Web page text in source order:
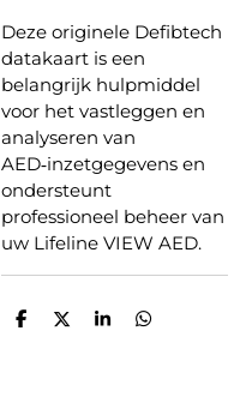
Deze originele Defibtech
datakaart is een
belangrijk hulpmiddel
voor het vastleggen en
analyseren van
AED‑inzetgegevens en
ondersteunt
professioneel beheer van
uw Lifeline VIEW AED.
D
D
S
D